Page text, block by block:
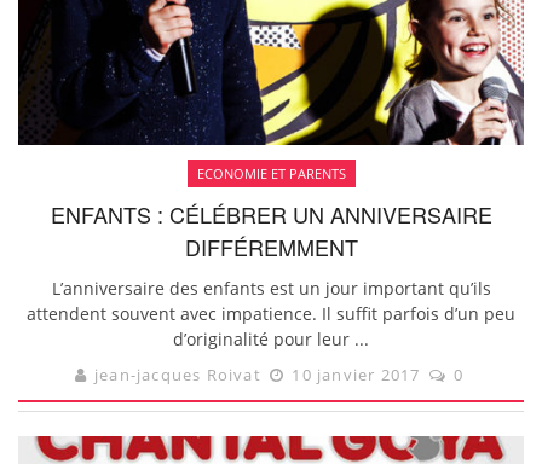
ECONOMIE ET PARENTS
ENFANTS : CÉLÉBRER UN ANNIVERSAIRE
DIFFÉREMMENT
L’anniversaire des enfants est un jour important qu’ils
attendent souvent avec impatience. Il suffit parfois d’un peu
d’originalité pour leur ...
jean-jacques Roivat 10 janvier 2017 0